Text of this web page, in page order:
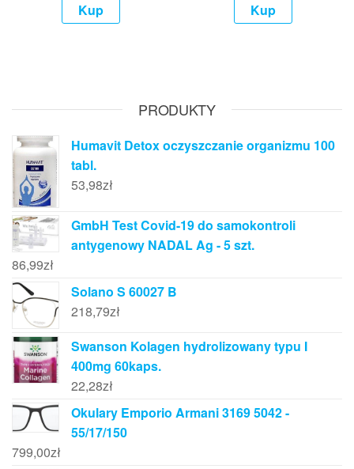
Kup Kup
PRODUKTY
Humavit Detox oczyszczanie organizmu 100
tabl.
53,98zł
GmbH Test Covid-19 do samokontroli
antygenowy NADAL Ag - 5 szt.
86,99zł
Solano S 60027 B
218,79zł
Swanson Kolagen hydrolizowany typu I
400mg 60kaps.
22,28zł
Okulary Emporio Armani 3169 5042 -
55/17/150
799,00zł